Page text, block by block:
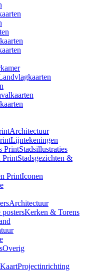
Architectuur
Lijntekeningen
Stadsillustraties
Stadsgezichten &
Iconen
Architectuur
Kerken & Torens
Overig
Projectinrichting